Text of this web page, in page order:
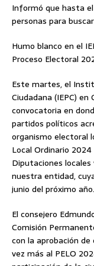
Informó que hasta
personas para
Humo blanco en el
Proceso Electoral
Este martes, el
Ciudadana (IEPC)
convocatoria en
partidos políticos
organismo electoral
Local Ordinario
Diputaciones
nuestra entidad,
junio del próximo año.
El consejero
Comisión
con la aprobación
vez más al PELO